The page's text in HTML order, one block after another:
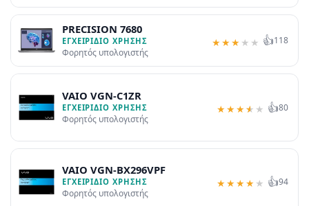
PRECISION 7680
ΕΓΧΕΙΡΊΔΙΟ ΧΡΉΣΗΣ
Φορητός υπολογιστής
★★★ ★ ★ 👍118
VAIO VGN-C1ZR
ΕΓΧΕΙΡΊΔΙΟ ΧΡΉΣΗΣ
Φορητός υπολογιστής
★★★★ ★ 👍80
VAIO VGN-BX296VPF
ΕΓΧΕΙΡΊΔΙΟ ΧΡΉΣΗΣ
Φορητός υπολογιστής
★★★★ ★ 👍94